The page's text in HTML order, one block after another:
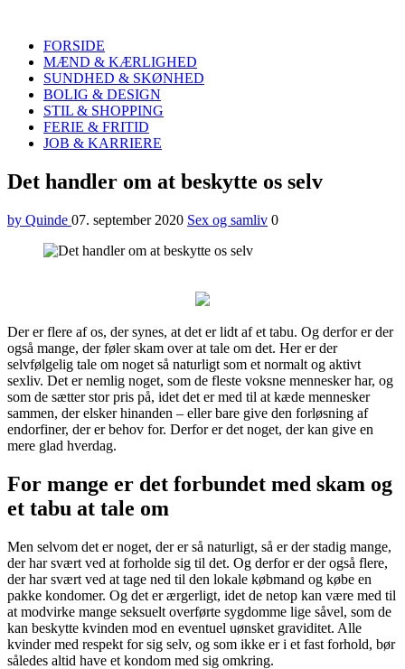
FORSIDE
MÆND & KÆRLIGHED
SUNDHED & SKØNHED
BOLIG & DESIGN
STIL & SHOPPING
FERIE & FRITID
JOB & KARRIERE
Menu
Det handler om at beskytte os selv
by Quinde 07. september 2020 Sex og samliv 0
Der er flere af os, der synes, at det er lidt af et tabu. Og derfor er der
også mange, der føler skam over at tale om det. Her er der
selvfølgelig tale om noget så naturligt som et normalt og aktivt
sexliv. Det er nemlig noget, som de fleste voksne mennesker har, og
som de sætter stor pris på, idet det er med til at kæde mennesker
sammen, der elsker hinanden – eller bare give den forløsning af
endorfiner, der er behov for. Derfor er det noget, der kan give en
mere glad hverdag.
For mange er det forbundet med skam og
et tabu at tale om
Men selvom det er noget, der er så naturligt, så er der stadig mange,
der har svært ved at forholde sig til det. Og derfor er der også flere,
der har svært ved at tage ned til den lokale købmand og købe en
pakke kondomer. Og det er ærgerligt, idet de netop kan være med til
at modvirke mange seksuelt overførte sygdomme lige såvel, som de
kan beskytte kvinden mod en eventuel uønsket graviditet. Alle
kvinder med respekt for sig selv, og som ikke er i et fast forhold, bør
således altid have et kondom med sig omkring.